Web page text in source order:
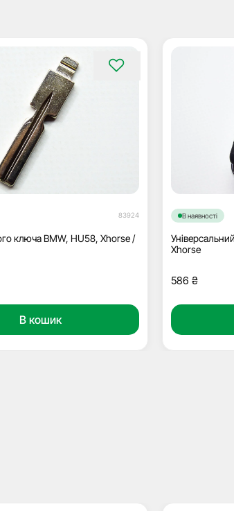
83924
ключа BMW, HU58, Xhorse /
В кошик
В наявності
Xhorse
586 ₴